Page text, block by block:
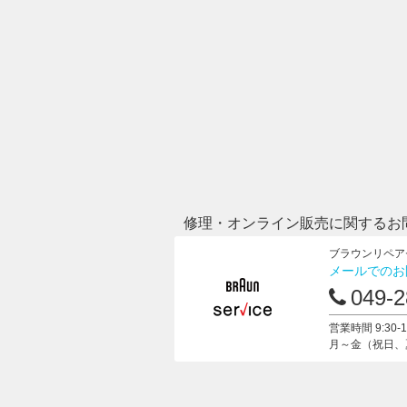
修理・オンライン販売に関するお
ブラウンリペ
メールでの
049-
営業時間 9:30-
月～金（祝日